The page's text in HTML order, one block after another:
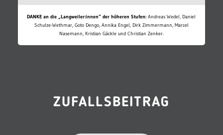
DANKE an die „Langweiler:innen“ der höheren Stufen: Andreas Wedel, Daniel
Schulze-Wethmar, Goto Dengo, Annika Engel, Dirk Zimmermann, Marcel
Nasemann, Kristian Gäckle und Christian Zenker.
ZUFALLSBEITRAG